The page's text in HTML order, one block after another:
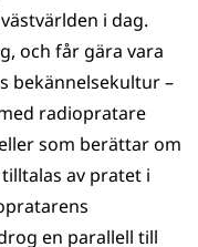
i dag.
och får gära vara
bekännelsekultur –
radiopratare
som berättar om
av pratet i
en parallell till